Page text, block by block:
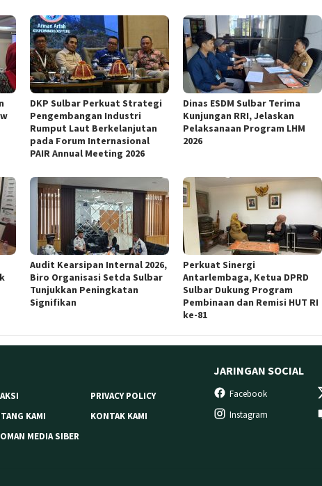
DKP Sulbar Perkuat Strategi
Pengembangan Industri
Rumput Laut Berkelanjutan
pada Forum Internasional
PAIR Annual Meeting 2026
Dinas ESDM Sulbar Terima
Kunjungan RRI, Jelaskan
Pelaksanaan Program LHM
2026
Audit Kearsipan Internal 2026,
Biro Organisasi Setda Sulbar
Tunjukkan Peningkatan
Signifikan
Perkuat Sinergi
Antarlembaga, Ketua DPRD
Sulbar Dukung Program
Pembinaan dan Remisi HUT RI
ke-81
PRIVACY POLICY
KAMI
KONTAK KAMI
MEDIA SIBER
JARINGAN SOCIAL
Facebook
Instagram